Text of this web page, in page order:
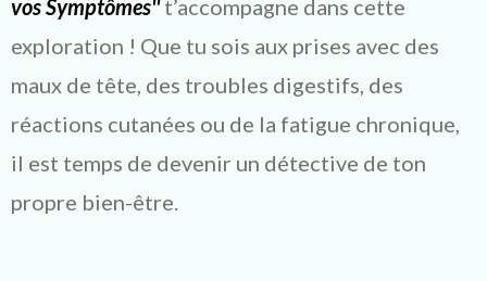
vos Symptômes''t’accompagne dans cette
exploration ! Que tu sois aux prises avec des
maux de tête, des troubles digestifs, des
réactions cutanées ou de la fatigue chronique,
il est temps de devenir un détective de ton
propre bien-être.